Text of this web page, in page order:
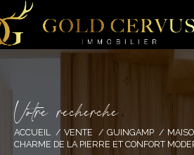
Votre recherche
ACCUEIL VENTE GUINGAMP
CHARME DE LA PIERRE ET CONFORT